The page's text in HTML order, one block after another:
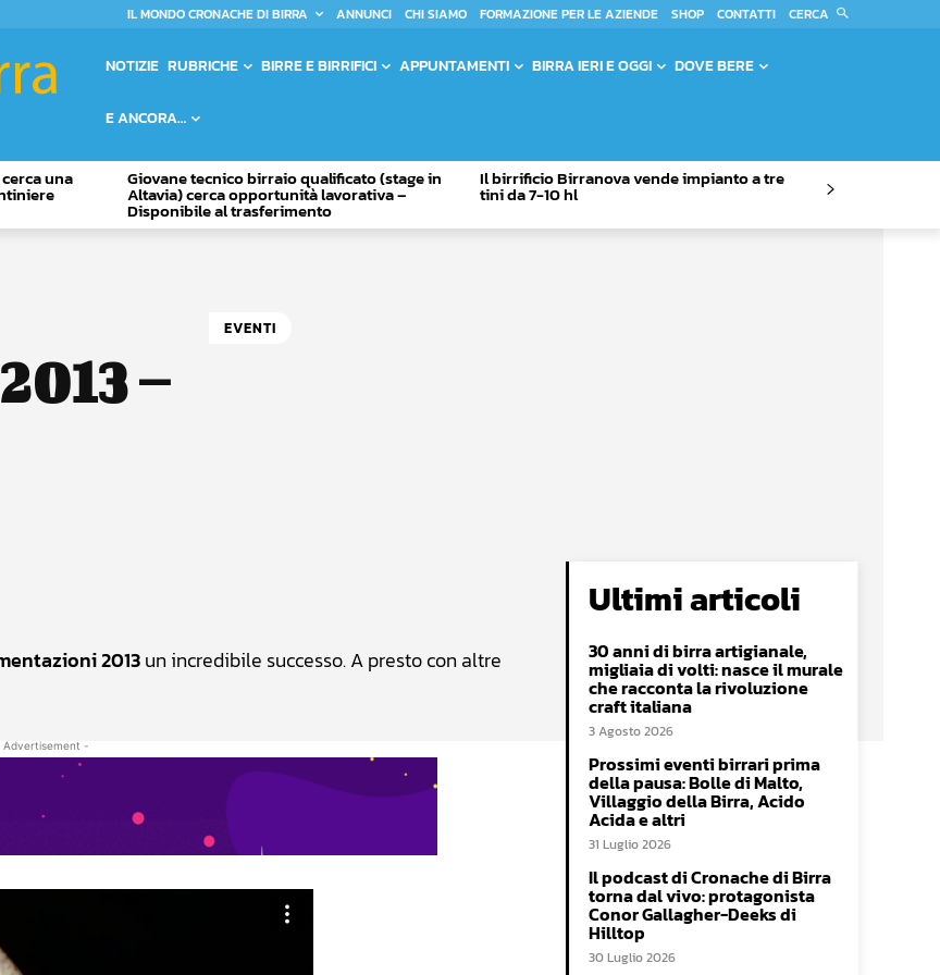
IL MONDO CRONACHE DI BIRRA ANNUNCI CHI SIAMO FORMAZIONE PER LE AZIENDE SHOP CONTATTI CERCA
NOTIZIE RUBRICHE BIRRE E BIRRIFICI APPUNTAMENTI BIRRA IERI E OGGI DOVE BERE
E ANCORA…
una Giovane tecnico birraio qualificato (stage in
Altavia) cerca opportunità lavorativa –
Disponibile al trasferimento
Il birrificio Birranova vende impianto a tre
tini da 7-10 hl
–
EVENTI
2013un incredibile successo. A presto con altre
Advertisement -
Ultimi articoli
30 anni di birra artigianale,
migliaia di volti: nasce il murale
che racconta la rivoluzione
craft italiana
3 Agosto 2026
Prossimi eventi birrari prima
della pausa: Bolle di Malto,
Villaggio della Birra, Acido
Acida e altri
31 Luglio 2026
Il podcast di Cronache di Birra
torna dal vivo: protagonista
Conor Gallagher-Deeks di
Hilltop
30 Luglio 2026